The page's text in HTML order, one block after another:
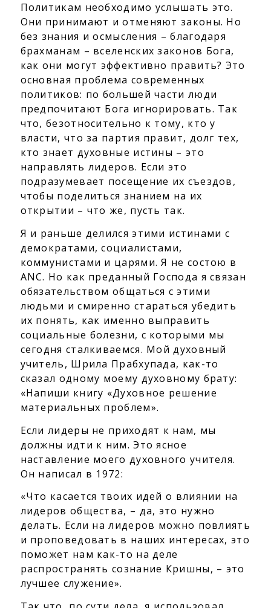
Политикам необходимо услышать это.
Они принимают и отменяют законы. Но
без знания и осмысления – благодаря
брахманам – вселенских законов Бога,
как они могут эффективно править? Это
основная проблема современных
политиков: по большей части люди
предпочитают Бога игнорировать. Так
что, безотносительно к тому, кто у
власти, что за партия правит, долг тех,
кто знает духовные истины – это
направлять лидеров. Если это
подразумевает посещение их съездов,
чтобы поделиться знанием на их
открытии – что же, пусть так.
Я и раньше делился этими истинами с
демократами, социалистами,
коммунистами и царями. Я не состою в
ANC. Но как преданный Господа я связан
обязательством общаться с этими
людьми и смиренно стараться убедить
их понять, как именно выправить
социальные болезни, с которыми мы
сегодня сталкиваемся. Мой духовный
учитель, Шрила Прабхупада, как-то
сказал одному моему духовному брату:
«Напиши книгу «Духовное решение
материальных проблем».
Если лидеры не приходят к нам, мы
должны идти к ним. Это ясное
наставление моего духовного учителя.
Он написал в 1972:
«Что касается твоих идей о влиянии на
лидеров общества, – да, это нужно
делать. Если на лидеров можно повлиять
и проповедовать в наших интересах, это
поможет нам как-то на деле
распространять сознание Кришны, – это
лучшее служение».